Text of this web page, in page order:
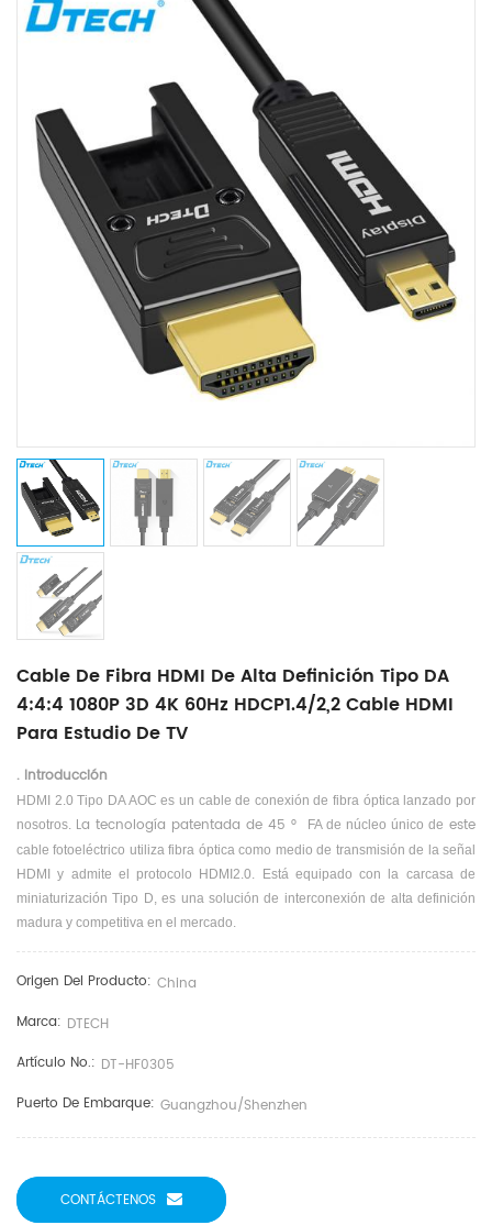
Cable De Fibra HDMI De Alta Definición Tipo DA
4:4:4 1080P 3D 4K 60Hz HDCP1.4/2,2 Cable HDMI
Para Estudio De TV
. Introducción
HDMI 2.0 Tipo DA AOC es un cable de conexión de fibra óptica lanzado por
nosotros. La tecnología patentada de 45 ° FA de núcleo único de este
cable fotoeléctrico utiliza fibra óptica como medio de transmisión de la señal
HDMI y admite el protocolo HDMI2.0.
Está equipado con la carcasa de
miniaturización Tipo D, es una solución de interconexión de alta definición
madura y competitiva en el mercado.
Origen Del Producto: China
Marca: DTECH
Artículo No.: DT-HF0305
Puerto De Embarque: Guangzhou/shenzhen
CONTÁCTENOS